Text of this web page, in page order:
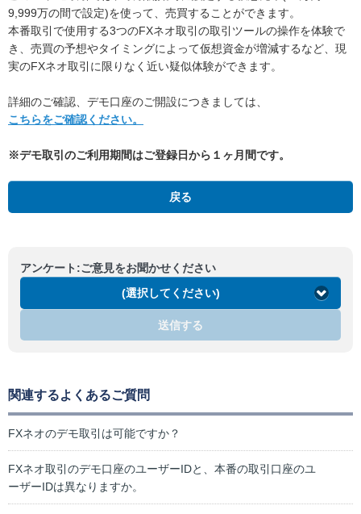
9,999万の間で設定)を使って、売買することができます。
本番取引で使用する3つのFXネオ取引の取引ツールの操作を体験で
き、売買の予想やタイミングによって仮想資金が増減するなど、現
実のFXネオ取引に限りなく近い疑似体験ができます。
詳細のご確認、デモ口座のご開設につきましては、
こちらをご確認ください。
※デモ取引 のご利用期間はご登録日から１ヶ月間です。
戻る
アンケート:ご意見をお聞かせください
(選択してください)
送信する
関連するよくあるご質問
FXネオのデモ取引は可能ですか？
FXネオ取引のデモ口座のユーザーIDと、本番の取引口座のユ
ーザーIDは異なりますか。